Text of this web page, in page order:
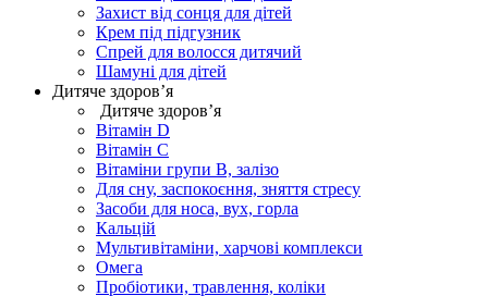
Захист від сонця для дітей
Крем під підгузник
Спрей для волосся дитячий
Шамуні для дітей
Дитяче здоров’я
Дитяче здоров’я
Вітамін D
Вітамін С
Вітаміни групи В, залізо
Для сну, заспокоєння, зняття стресу
Засоби для носа, вух, горла
Кальцій
Мультивітаміни, харчові комплекси
Омега
Пробіотики, травлення, коліки